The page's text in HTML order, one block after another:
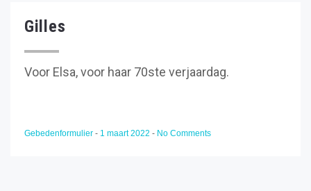
Gilles
Voor Elsa, voor haar 70ste verjaardag.
Gebedenformulier - 1 maart 2022 - No Comments